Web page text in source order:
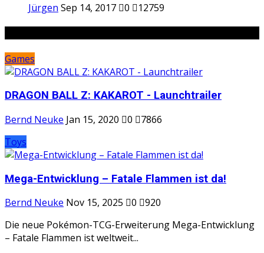
Jürgen Sep 14, 2017 0
12759
Games
DRAGON BALL Z: KAKAROT - Launchtrailer
Bernd Neuke Jan 15, 2020 0
7866
Toys
Mega-Entwicklung – Fatale Flammen ist da!
Bernd Neuke Nov 15, 2025 0
920
Die neue Pokémon-TCG-Erweiterung Mega-Entwicklung
– Fatale Flammen ist weltweit...